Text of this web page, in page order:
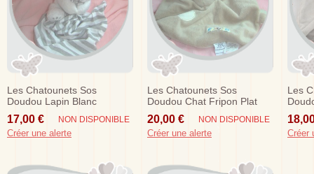
Les Chatounets Sos
Doudou Lapin Blanc
Mouchoir Tissu Raye Gris
17,00 € NON DISPONIBLE
Créer une alerte
Les Chatounets Sos
Doudou Chat Fripon Plat
Marron Beige
20,00 € NON DISPONIBLE
Créer une alerte
Les
Gris
Créer